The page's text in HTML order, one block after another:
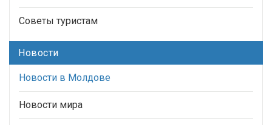
Советы туристам
Новости
Новости в Молдове
Новости мира